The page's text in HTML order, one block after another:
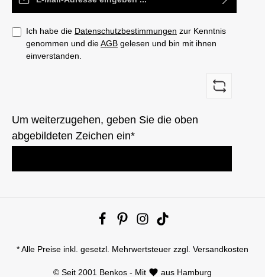
Ich habe die Datenschutzbestimmungen zur Kenntnis
genommen und dieAGB gelesen und bin mit ihnen
einverstanden.
Um weiterzugehen, geben Sie die oben
abgebildeten Zeichen ein*
© Seit 2001 Benkos - Mit aus Hamburg
* Alle Preise inkl. gesetzl. Mehrwertsteuer zzgl. Versandkosten